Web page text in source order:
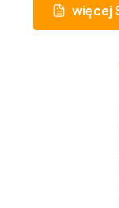
więcej